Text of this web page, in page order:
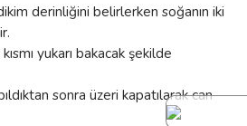
derinliğini belirlerken soğanın iki
yukarı bakacak şekilde
sonra üzeri kapatılarak can